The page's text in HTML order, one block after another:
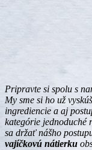
Pripravte si spolu s
My sme si ho už
ingrediencie a aj
kategórie jednoduché
sa držať nášho
vajíčkovú nátierku